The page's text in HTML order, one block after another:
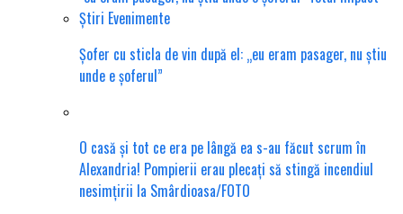
Șofer cu sticla de vin după el: „eu eram pasager, nu știu
unde e șoferul”
O casă și tot ce era pe lângă ea s-au făcut scrum în
Alexandria! Pompierii erau plecați să stingă incendiul
nesimțirii la Smârdioasa/FOTO